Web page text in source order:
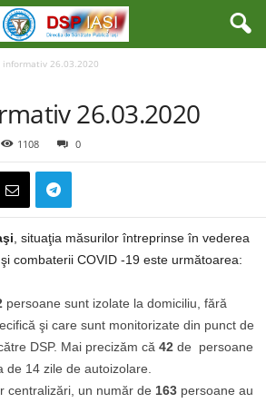
informativ 26.03.2020
26.03.2020
1108 0
, situaţia măsurilor întreprinse în vederea
combaterii COVID -19 este următoarea:
persoane sunt izolate la domiciliu, fără
şi care sunt monitorizate din punct de
DSP. Mai precizăm că 42 de persoane
de 14 zile de autoizolare.
centralizări, un număr de 163 persoane au